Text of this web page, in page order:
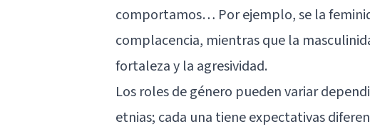
comportamos… Por ejemplo, se la
complacencia, mientras que la
fortaleza y la agresividad.
Los roles de género pueden variar
etnias; cada una tiene expectativas